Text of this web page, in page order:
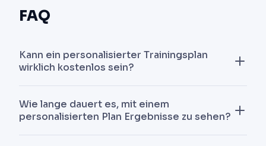
FAQ
Kann ein personalisierter Trainingsplan
wirklich kostenlos sein?
Sätze/Wiederholungen) kann 100% kostenlos
sein, wie bei AIVancePro bei der Registrierung.
Wie lange dauert es, mit einem
personalisierten Plan Ergebnisse zu sehen?